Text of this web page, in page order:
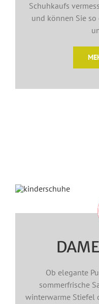
Schuhkaufs
und können Sie
Ob elegante
sommerfrische
winterwarme Stiefel